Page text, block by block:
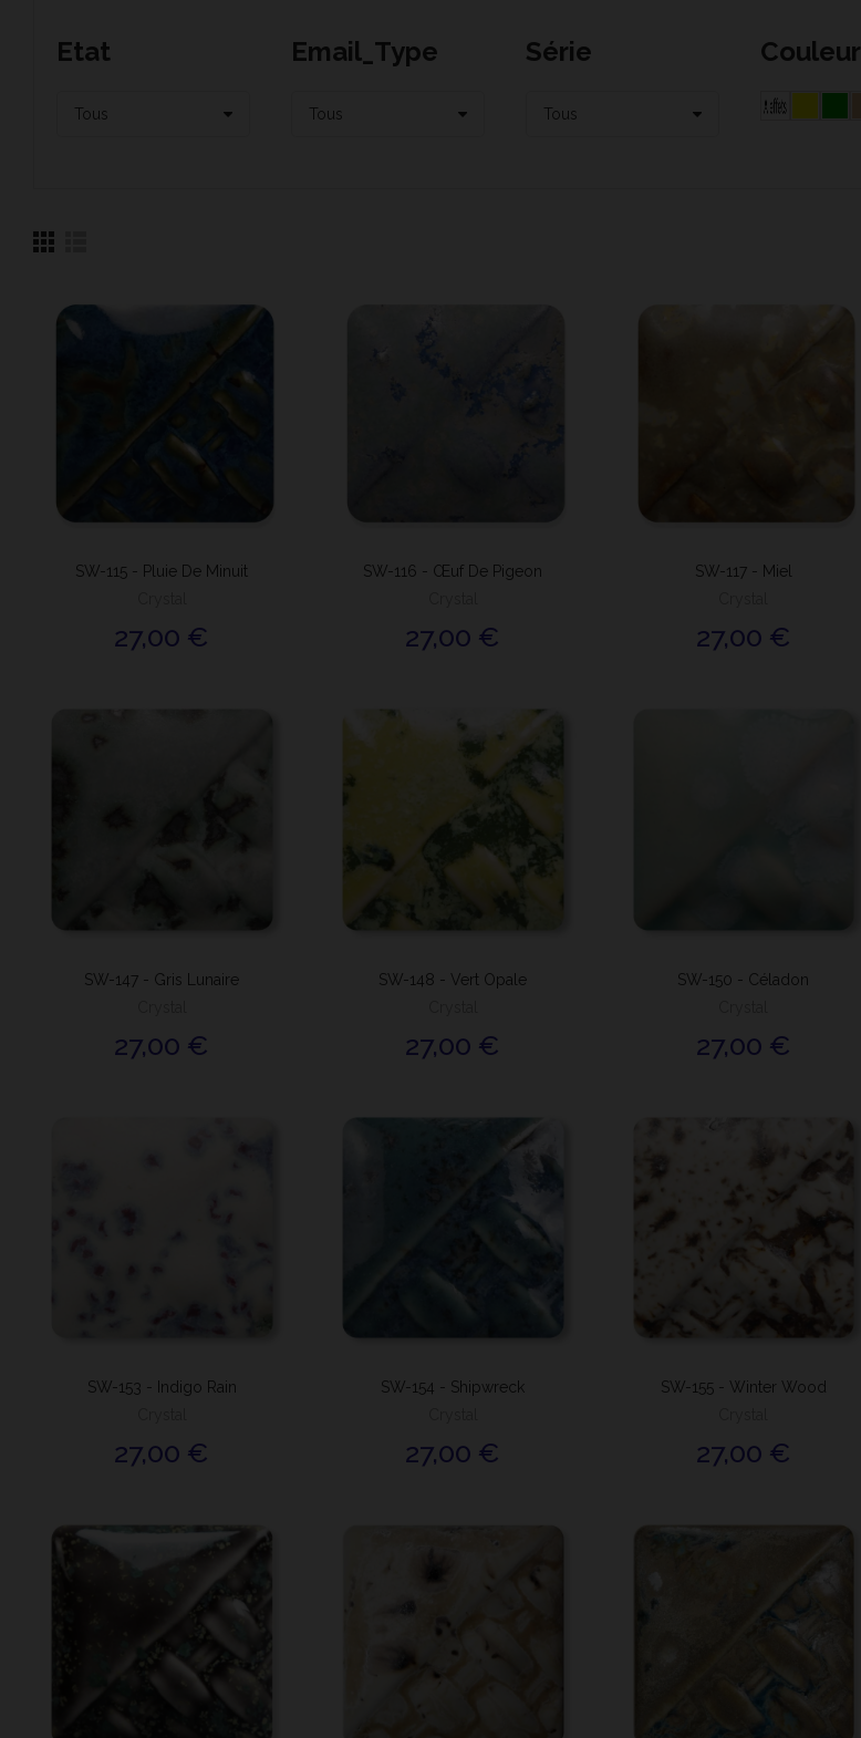
Etat Email_Type Série Couleur
SW-115 - Pluie De Minuit
27,00 €
SW-116 - Œuf De Pigeon
27,00 €
SW-117 - Miel
27,00 €
SW-147 - Gris Lunaire
27,00 €
SW-148 - Vert Opale
27,00 €
SW-150 - Céladon
27,00 €
SW-153 - Indigo Rain
27,00 €
SW-154 - Shipwreck
27,00 €
SW-155 - Winter Wood
27,00 €